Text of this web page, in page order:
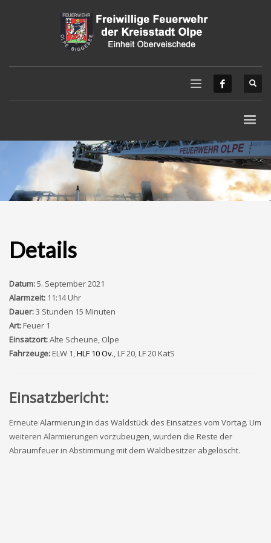
Details
Datum:5. September 2021
Alarmzeit: 11:14 Uhr
Dauer:3 Stunden 15 Minuten
Art:Feuer 1
Einsatzort:Alte Scheune, Olpe
Fahrzeuge:ELW 1,HLF 10 Ov., LF 20, LF 20 KatS
Einsatzbericht:
Erneute Alarmierung in das Waldstück des Einsatzes vom Vortag. Um
weiteren Alarmierungen vorzubeugen, wurden die Reste der
Abraumfeuer in Abstimmung mit dem Waldbesitzer abgelöscht.